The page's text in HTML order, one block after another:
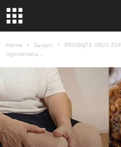
Home Savjeti
PROBAJTE VRLO
ligamenata…